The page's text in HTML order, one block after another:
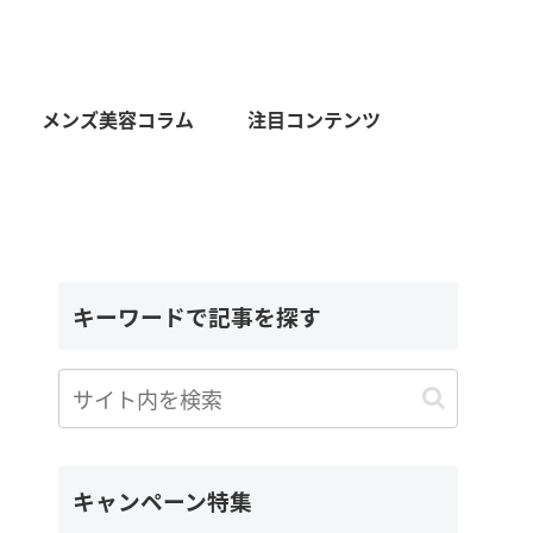
メンズ美容コラム 注目コンテンツ
キーワードで記事を探す
キャンペーン特集